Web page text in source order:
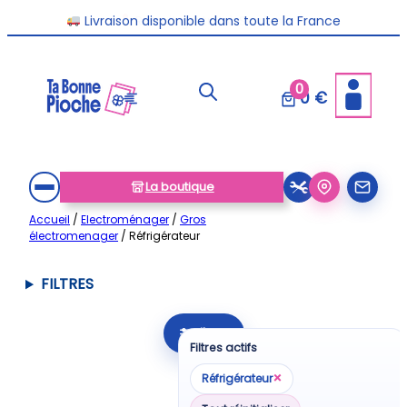
au
Livraison disponible dans toute la France
00 €
La boutique
Accueil / Electroménager / Gros
électromenager / Réfrigérateur
FILTRES
Filtrer
Filtres actifs
Réfrigérateur×